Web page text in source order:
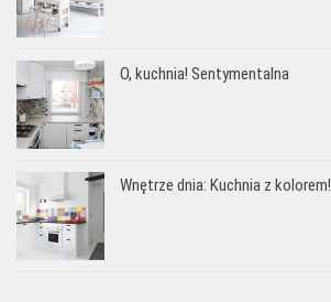
O, kuchnia! Sentymentalna
Wnętrze dnia: Kuchnia z kolorem!